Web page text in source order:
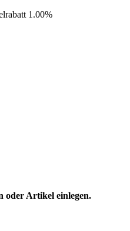
1.00%
oder Artikel einlegen.